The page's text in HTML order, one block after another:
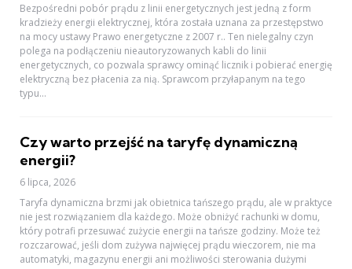
Bezpośredni pobór prądu z linii energetycznych jest jedną z form
kradzieży energii elektrycznej, która została uznana za przestępstwo
na mocy ustawy Prawo energetyczne z 2007 r.. Ten nielegalny czyn
polega na podłączeniu nieautoryzowanych kabli do linii
energetycznych, co pozwala sprawcy ominąć licznik i pobierać energię
elektryczną bez płacenia za nią. Sprawcom przyłapanym na tego
typu...
Czy warto przejść na taryfę dynamiczną
energii?
6 lipca, 2026
Taryfa dynamiczna brzmi jak obietnica tańszego prądu, ale w praktyce
nie jest rozwiązaniem dla każdego. Może obniżyć rachunki w domu,
który potrafi przesuwać zużycie energii na tańsze godziny. Może też
rozczarować, jeśli dom zużywa najwięcej prądu wieczorem, nie ma
automatyki, magazynu energii ani możliwości sterowania dużymi